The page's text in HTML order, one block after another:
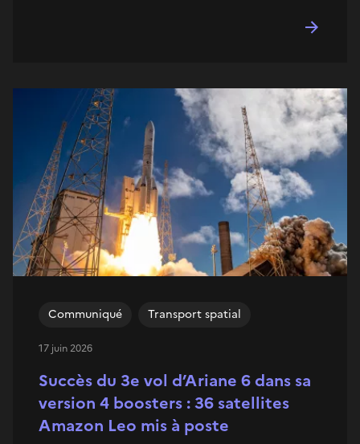
Succès du 3e vol d’Ariane 6 dans sa
version 4 boosters : 36 satellites
Amazon Leo mis à poste
Communiqué Transport spatial
17 juin 2026